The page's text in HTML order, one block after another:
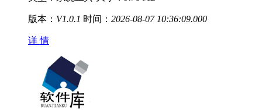
版本： V1.0.1 时间： 2026-08-07 10:36:09.000
详 情